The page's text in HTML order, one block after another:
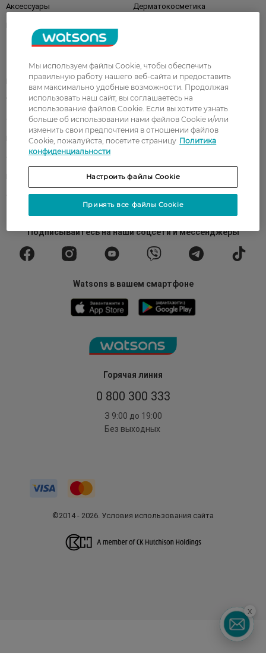
Горячая линия
0 800 300 333
З 9:00 до 19:00
Без выходных
Аксессуары Дерматокосметика
Клиентам
Правила и условия Магазины
Watsons Club Подарочные сертификаты
О Watsons Карьера в Watsons
Контакты Блог
Оплата и доставка
Политика конфиденциальности Публичная оферта
СМИ о нас Возврат заказа
Подписывайтесьна наши соцсетии мессенджеры
Watsons в вашем смартфоне
©2014 - 2026. Условия использования сайта
x
Мы используем файлы Cookie, чтобы обеспечить
правильную работу нашего веб-сайта и предоставить
вам максимально удобные возможности. Продолжая
использовать наш сайт, вы соглашаетесь на
использование файлов Cookie. Если вы хотите узнать
больше об использовании нами файлов Cookie и/или
изменить свои предпочтения в отношении файлов
Cookie, пожалуйста, посетите страницу Политика
конфиденциальности
Настроить файлы Cookie
Принять все файлы Cookie